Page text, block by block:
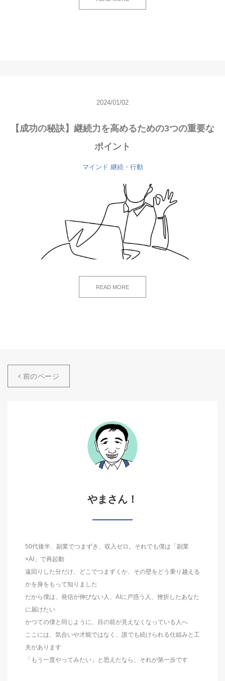
2024/01/02
【成功の秘訣】継続力を高めるための3つの重要な
ポイント
マインド 継続・行動
READ MORE
前のページ
やまさん！
50代後半、副業でつまずき、収入ゼロ。それでも僕は「副業
×AI」で再起動
遠回りした分だけ、どこでつまずくか、その壁をどう乗り越える
かを身をもって知りました
だから僕は、発信が伸びない人、AIに戸惑う人、挫折したあなた
に届けたい
かつての僕と同じように、目の前が見えなくなっている人へ
ここには、気合いや才能ではなく、誰でも続けられる仕組みと工
夫があります
「もう一度やってみたい」と思えたなら、それが第一歩です